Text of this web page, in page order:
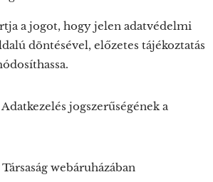
a jogot, hogy jelen adatvédelmi
döntésével, előzetes tájékoztatás
jogszerűségének a
webáruházában